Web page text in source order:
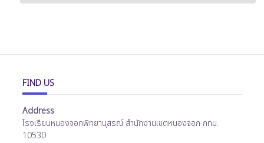
FIND US
Address
โรงเรียนหนองจอกพิทยานุสรณ์ สำนักงานเขตหนองจอก กทม.
10530